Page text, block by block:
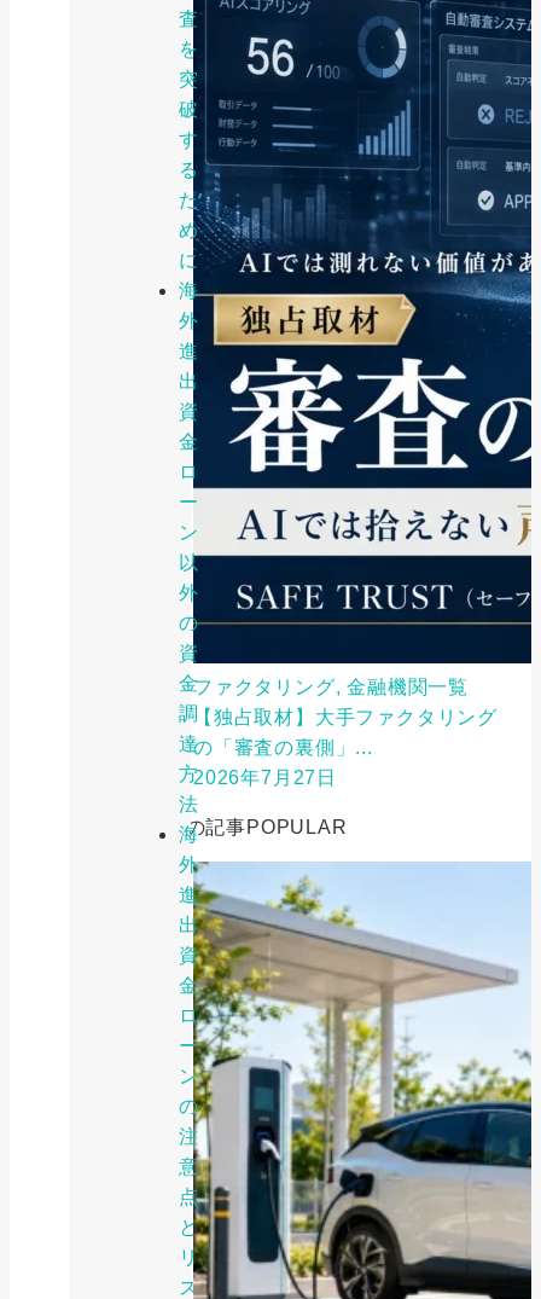
査
を
突
破
す
る
た
め
に
海
外
進
出
資
金
ロ
ー
ン
以
外
の
資
金
調
達
方
法
海
外
進
出
資
金
ロ
ー
ン
の
注
意
点
と
リ
ス
ファクタリング, 金融機関一覧
【独占取材】大手ファクタリング
の「審査の裏側」...
2026年7月27日
人気の記事POPULAR